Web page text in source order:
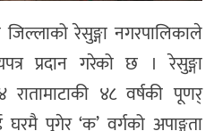
जिल्लाको रेसुङ्गा नगरपालिकाले
प्रदान गरेको छ । रेसुङ्गा
रातामाटाकी ४८ वर्षकी पूणर्
पुगेर ‘क’ वर्गको अपाङ्गता